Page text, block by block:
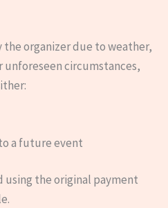
organizer due to weather,
circumstances,
a future event
using the original payment